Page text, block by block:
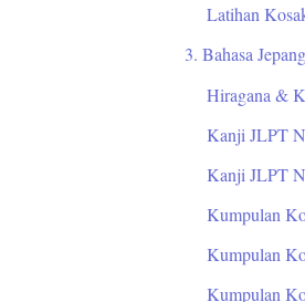
Latihan
3. Bahasa Jepang
Hiragana &
Kanji JLPT
Kanji JLPT
Kumpulan
Kumpulan
Kumpulan